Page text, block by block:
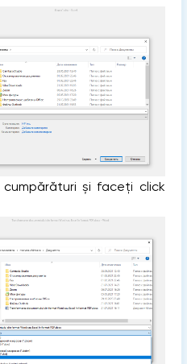
și faceți click